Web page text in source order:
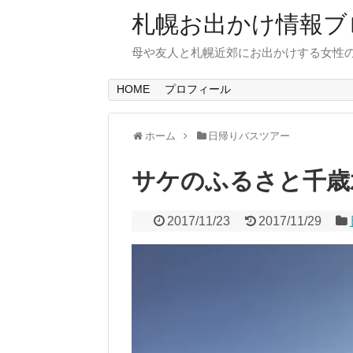
札幌お出かけ情報
母や友人と札幌近郊にお出かけする女性
HOME プロフィール
ホーム 日帰りバスツアー
サケのふるさと千
2017/11/23 2017/11/29